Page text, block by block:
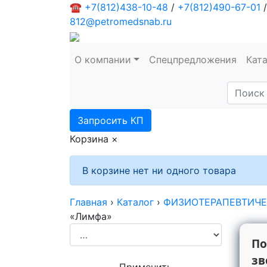
☎ +7(812)438-10-48 / +7(812)490-67-01 /
812@petromedsnab.ru
О компании Спецпредложения
Запросить КП
Корзина ×
В корзине нет ни одного товара
Главная › Каталог ›
«Лимфа»